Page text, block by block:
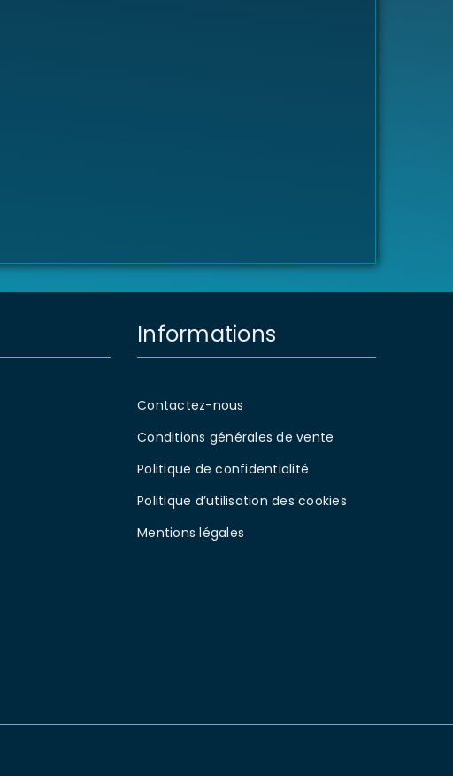
Informations
Contactez-nous
Conditions générales de vente
Politique de confidentialité
Politique d’utilisation des cookies
Mentions légales